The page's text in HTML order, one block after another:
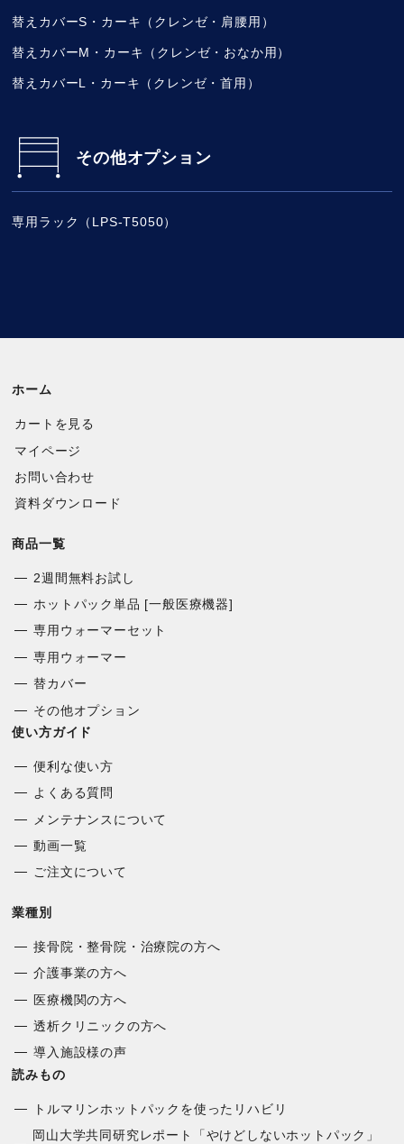
替えカバーS・カーキ（クレンゼ・肩腰用）
替えカバーM・カーキ（クレンゼ・おなか用）
替えカバーL・カーキ（クレンゼ・首用）
その他オプション
専用ラック（LPS-T5050）
ホーム
カートを見る
マイページ
お問い合わせ
資料ダウンロード
商品一覧
2週間無料お試し
ホットパック単品 [一般医療機器]
専用ウォーマーセット
専用ウォーマー
替カバー
その他オプション
使い方ガイド
便利な使い方
よくある質問
メンテナンスについて
動画一覧
ご注文について
業種別
接骨院・整骨院・治療院の方へ
介護事業の方へ
医療機関の方へ
透析クリニックの方へ
導入施設様の声
読みもの
トルマリンホットパックを使ったリハビリ
岡山大学共同研究レポート「やけどしないホットパック」